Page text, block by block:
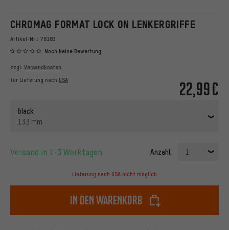
CHROMAG FORMAT LOCK ON LENKERGRIFFE
Artikel-Nr.: 78183
Noch keine Bewertung
22,99€
zzgl. Versandkosten
für Lieferung nach USA
black
133 mm
Versand in 1-3 Werktagen Anzahl: 1
Lieferung nach USA nicht möglich
In den Warenkorb